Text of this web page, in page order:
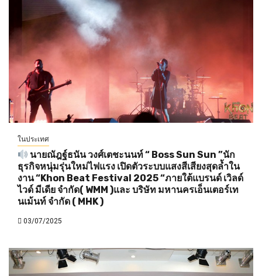
ในประเทศ
นายณัฎฐ์ธนัน วงศ์เตชะนนท์ “ Boss Sun Sun ”นัก
ธุรกิจหนุ่มรุ่นใหม่ไฟแรง เปิดตัวระบบแสงสีเสียงสุดล้ำใน
งาน “Khon Beat Festival 2025 “ภายใต้แบรนด์ เวิลด์
ไวด์ มีเดีย จำกัด( WMM )และ บริษัท มหานครเอ็นเตอร์เท
นเม้นท์ จำกัด ( MHK )
03/07/2025